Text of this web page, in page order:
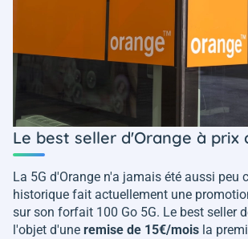
Le best seller d'Orange à prix
La 5G d'Orange n'a jamais été aussi peu
historique fait actuellement une
sur son forfait 100 Go 5G. Le best seller
l'objet d'une remise de 15€/mois la